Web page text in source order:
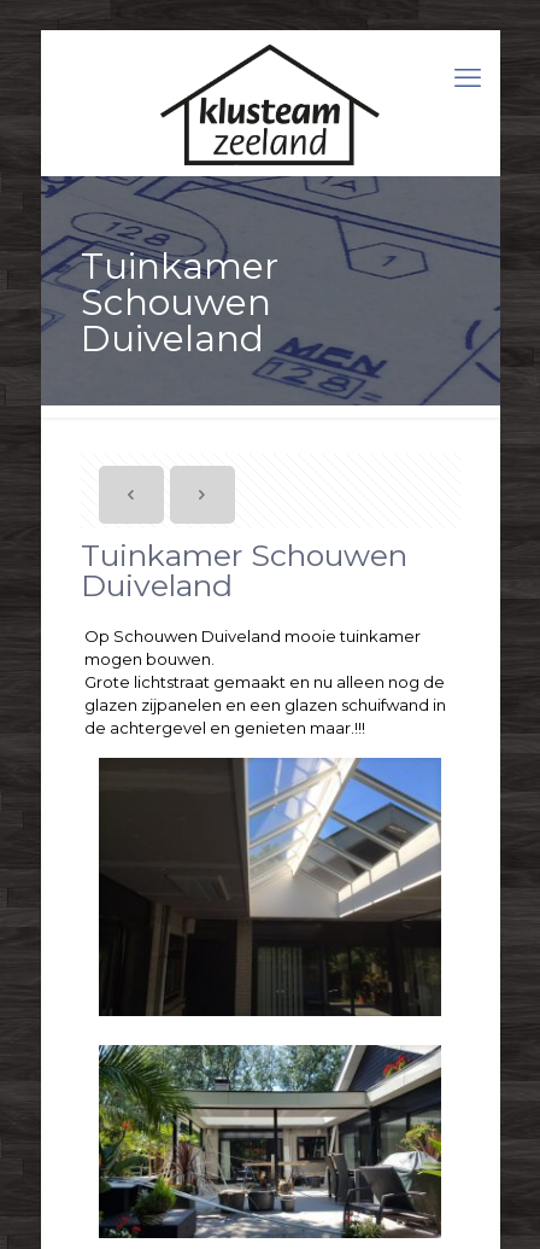
Tuinkamer
Schouwen
Duiveland
Tuinkamer Schouwen
Duiveland
Op Schouwen Duiveland mooie tuinkamer
mogen bouwen.
Grote lichtstraat gemaakt en nu alleen nog de
glazen zijpanelen en een glazen schuifwand in
de achtergevel en genieten maar.!!!